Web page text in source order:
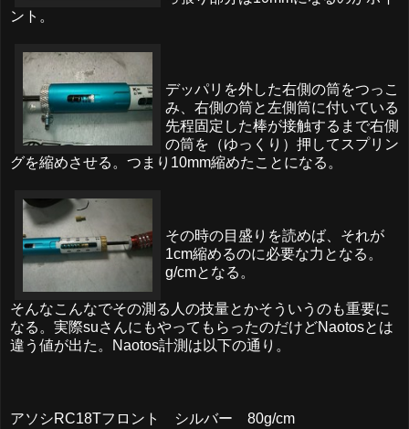
ント。
デッパリを外した右側の筒をつっこ
み、右側の筒と左側筒に付いている
先程固定した棒が接触するまで右側
の筒を（ゆっくり）押してスプリン
グを縮めさせる。つまり10mm縮めたことになる。
その時の目盛りを読めば、それが
1cm縮めるのに必要な力となる。
g/cmとなる。
そんなこんなでその測る人の技量とかそういうのも重要に
なる。実際suさんにもやってもらったのだけどNaotosとは
違う値が出た。Naotos計測は以下の通り。
アソシRC18Tフロント シルバー 80g/cm